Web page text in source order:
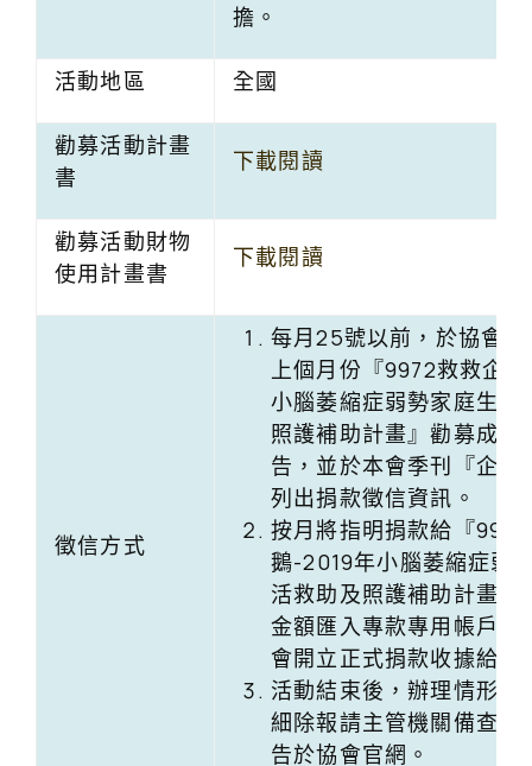
擔。
活動地區 全國
勸募活動計畫
書
下載閱讀
勸募活動財物
使用計畫書
下載閱讀
徵信方式
每月25號以前，於協會
上個月份『9972救救企
小腦萎縮症弱勢家庭生活
照護補助計畫』勸募成果
告，並於本會季刊『企鵝
列出捐款徵信資訊。
按月將指明捐款給『
鵝-2019年小腦萎縮症弱
活救助及照護補助計畫』
金額匯入專款專用帳戶，
會開立正式捐款收據給捐
活動結束後，辦理情形及
細除報請主管機關備查，
告於協會官網。